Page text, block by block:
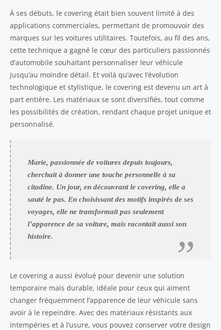
À ses débuts, le covering était bien souvent limité à des
applications commerciales, permettant de promouvoir des
marques sur les voitures utilitaires. Toutefois, au fil des ans,
cette technique a gagné le cœur des particuliers passionnés
d’automobile souhaitant personnaliser leur véhicule
jusqu’au moindre détail. Et voilà qu’avec l’évolution
technologique et stylistique, le covering est devenu un art à
part entière. Les matériaux se sont diversifiés, tout comme
les possibilités de création, rendant chaque projet unique et
personnalisé.
Marie, passionnée de voitures depuis toujours,
cherchait à donner une touche personnelle à sa
citadine. Un jour, en découvrant le covering, elle a
sauté le pas. En choisissant des motifs inspirés de ses
voyages, elle ne transformait pas seulement
l’apparence de sa voiture, mais racontait aussi son
histoire.
Le covering a aussi évolué pour devenir une solution
temporaire mais durable, idéale pour ceux qui aiment
changer fréquemment l’apparence de leur véhicule sans
avoir à le repeindre. Avec des matériaux résistants aux
intempéries et à l’usure, vous pouvez conserver votre design